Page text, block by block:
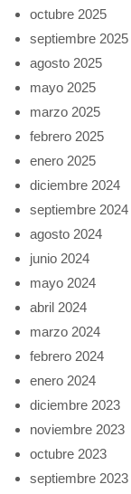
octubre 2025
septiembre 2025
agosto 2025
mayo 2025
marzo 2025
febrero 2025
enero 2025
diciembre 2024
septiembre 2024
agosto 2024
junio 2024
mayo 2024
abril 2024
marzo 2024
febrero 2024
enero 2024
diciembre 2023
noviembre 2023
octubre 2023
septiembre 2023